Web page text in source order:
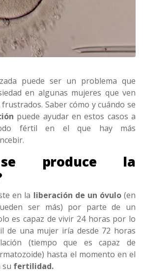
puede ser un problema que
en algunas mujeres que ven
Saber cómo y cuándo se
puede ayudar en estos casos a
fértil en el que hay más
se produce la
en la liberación de un óvulo(en
ser más) por parte de un
es capaz de vivir 24 horas por lo
de una mujer iría desde 72 horas
(tiempo que es capaz de
hasta el momento en el
su fertilidad.